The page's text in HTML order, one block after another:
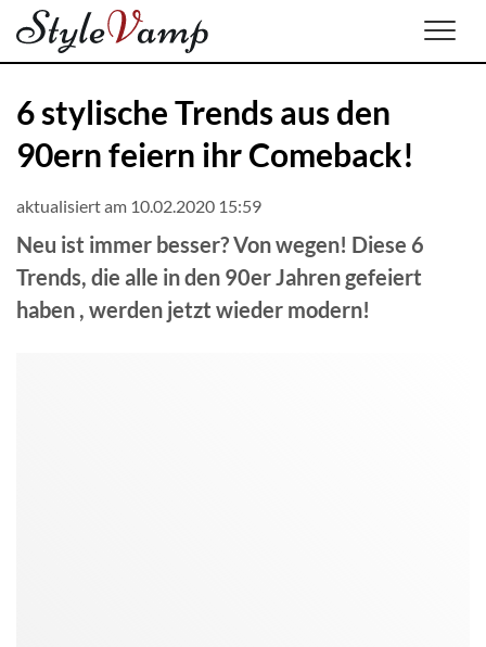
6 stylische Trends aus den
90ern feiern ihr Comeback!
aktualisiert am 10.02.2020 15:59
Neu ist immer besser? Von wegen! Diese 6
Trends, die alle in den 90er Jahren gefeiert
haben , werden jetzt wieder modern!